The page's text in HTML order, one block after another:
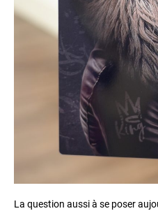
La question aussi à se poser